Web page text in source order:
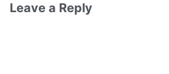
Leave a Reply